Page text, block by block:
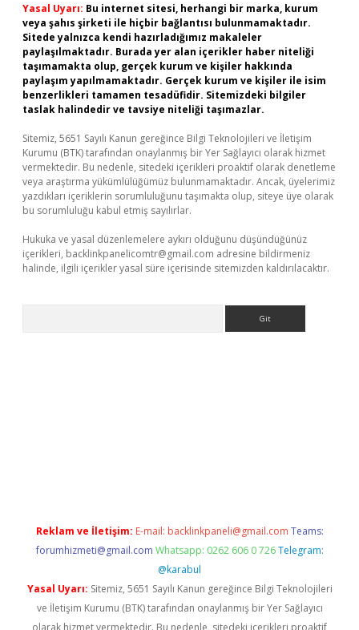
Yasal Uyarı: Bu internet sitesi, herhangi bir marka, kurum
veya şahıs şirketi ile hiçbir bağlantısı bulunmamaktadır.
Sitede yalnızca kendi hazırladığımız makaleler
paylaşılmaktadır. Burada yer alan içerikler haber niteliği
taşımamakta olup, gerçek kurum ve kişiler hakkında
paylaşım yapılmamaktadır. Gerçek kurum ve kişiler ile isim
benzerlikleri tamamen tesadüfidir. Sitemizdeki bilgiler
taslak halindedir ve tavsiye niteliği taşımazlar.
Sitemiz, 5651 Sayılı Kanun gereğince Bilgi Teknolojileri ve İletişim
Kurumu (BTK) tarafından onaylanmış bir Yer Sağlayıcı olarak hizmet
vermektedir. Bu nedenle, sitedeki içerikleri proaktif olarak denetleme
veya araştırma yükümlülüğümüz bulunmamaktadır. Ancak, üyelerimiz
yazdıkları içeriklerin sorumluluğunu taşımakta olup, siteye üye olarak
bu sorumluluğu kabul etmiş sayılırlar.
Hukuka ve yasal düzenlemelere aykırı olduğunu düşündüğünüz
içerikleri, backlinkpanelicomtr@gmail.com adresine bildirmeniz
halinde, ilgili içerikler yasal süre içerisinde sitemizden kaldırılacaktır.
Reklam ve İletişim: E-mail: backlinkpaneli@gmail.com Teams:
forumhizmeti@gmail.com Whatsapp: 0262 606 0 726 Telegram:
@karabul
Yasal Uyarı: Sitemiz, 5651 Sayılı Kanun gereğince Bilgi Teknolojileri
ve İletişim Kurumu (BTK) tarafından onaylanmış bir Yer Sağlayıcı
olarak hizmet vermektedir. Bu nedenle, sitedeki içerikleri proaktif